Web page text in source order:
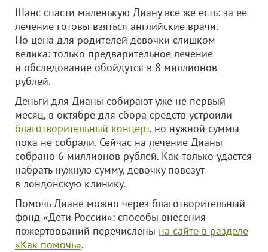
Шанс спасти маленькую Диану все же есть: за ее
лечение готовы взяться английские врачи.
Но цена для родителей девочки слишком
велика: только предварительное лечение
и обследование обойдутся в 8 миллионов
рублей.
Деньги для Дианы собирают уже не первый
месяц, в октябре для сбора средств устроили
благотворительный концерт, но нужной суммы
пока не собрали. Сейчас на лечение Дианы
собрано 6 миллионов рублей. Как только удастся
набрать нужную сумму, девочку повезут
в лондонскую клинику.
Помочь Диане можно через благотворительный
фонд «Дети России»: способы внесения
пожертвований перечислены на сайте в разделе
«Как помочь».